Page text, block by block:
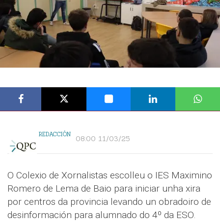
REDACCIÓN 08:00 11/03/25
O Colexio de Xornalistas escolleu o IES Maximino
Romero de Lema de Baio para iniciar unha xira
por centros da provincia levando un obradoiro de
desinformación para alumnado do 4º da ESO.